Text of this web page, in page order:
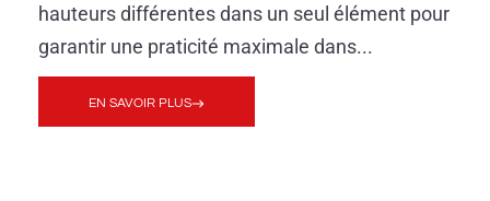
hauteurs différentes dans un seul élément pour
garantir une praticité maximale dans...
EN SAVOIR PLUS